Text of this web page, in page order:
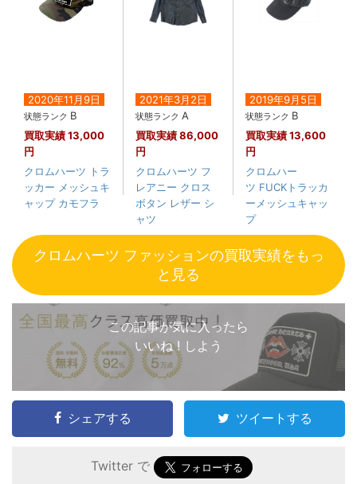
2020年11月9日
状態ランク B
買取実績13,000
円
クロムハーツ トラ
ッカー メッシュキ
ャップ カモフラ
2021年3月2日
状態ランクA
買取実績86,000
円
クロムハーツ フ
レアニー クロス
ボタン レザー シ
ャツ
2019年9月5日
状態ランク B
買取実績13,600
円
クロムハー
ツ FUCKトラッカ
ーメッシュキャッ
プ
クロムハーツ ファッションの買取実績をもっ
と見る
この記事が気に入ったら
いいね ! しよう
シェアする ツイートする
Twitter で